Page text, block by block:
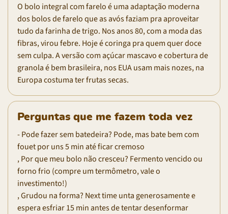
O bolo integral com farelo é uma adaptação moderna
dos bolos de farelo que as avós faziam pra aproveitar
tudo da farinha de trigo. Nos anos 80, com a moda das
fibras, virou febre. Hoje é coringa pra quem quer doce
sem culpa. A versão com açúcar mascavo e cobertura de
granola é bem brasileira, nos EUA usam mais nozes, na
Europa costuma ter frutas secas.
Perguntas que me fazem toda vez
- Pode fazer sem batedeira? Pode, mas bate bem com
fouet por uns 5 min até ficar cremoso
, Por que meu bolo não cresceu? Fermento vencido ou
forno frio (compre um termômetro, vale o
investimento!)
, Grudou na forma? Next time unta generosamente e
espera esfriar 15 min antes de tentar desenformar